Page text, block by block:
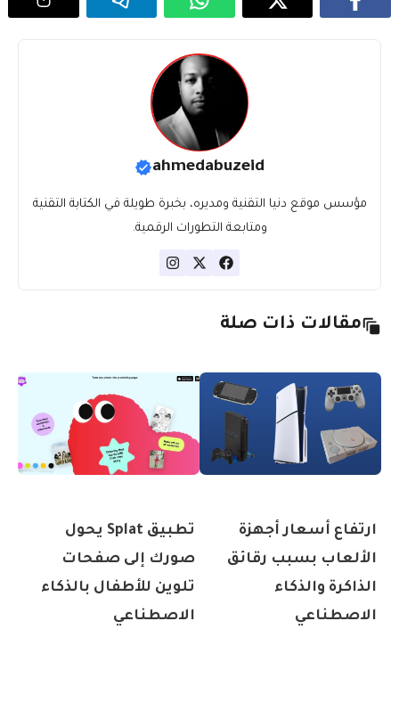
ahmedabuzeid
مؤسس موقع دنيا التقنية ومديره، بخبرة طويلة في الكتابة التقنية
ومتابعة التطورات الرقمية.
مقالات ذات صلة
ارتفاع أسعار أجهزة
الألعاب بسبب رقائق
الذاكرة والذكاء
الاصطناعي
تطبيق Splat يحول
صورك إلى صفحات
تلوين للأطفال بالذكاء
الاصطناعي